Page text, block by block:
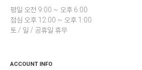
평일 오전 9:00 ~ 오후 6:00
점심 오후 12:00 ~ 오후 1:00
토 / 일 / 공휴일 휴무
ACCOUNT INFO